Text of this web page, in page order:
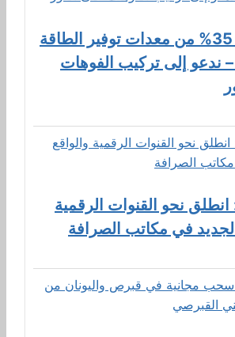
تم توزيع 35% من معدات توفير الطاقة
– ندعو إلى تركيب الفوهات
انطلق نحو القنوات الرقمية
في مكاتب الصرافة